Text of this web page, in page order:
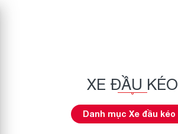
XE ĐẦU KÉO
Danh mục Xe đầu kéo